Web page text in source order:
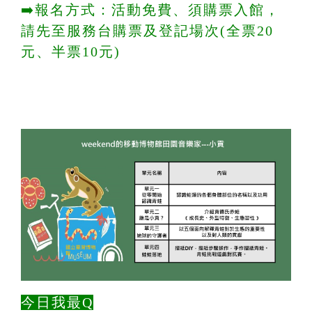
➡️報名方式：活動免費、須購票入館，
請先至服務台購票及登記場次(全票20
元、半票10元)
今日我最Q